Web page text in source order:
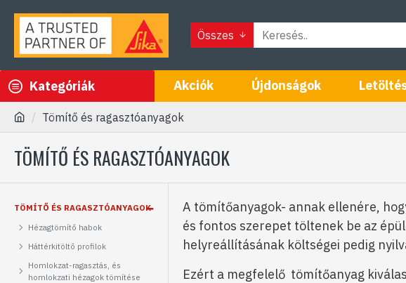
Összes
Kategóriák Akciók Újdonságok
Tömítő és ragasztóanyagok
TÖMÍTŐ ÉS RAGASZTÓANYAGOK
TÖMÍTŐ ÉS RAGASZTÓANYAGOK
Hézagtömítő habok
Háttérkitöltő profilok
Homlokzat-ragasztás, és
homlokzati hézagok tömítése
A tömítőanyagok- annak ellenére,
és fontos szerepet töltenek be az
helyreállításának költségei pedig
Ezért a megfelelő tömítőanyag